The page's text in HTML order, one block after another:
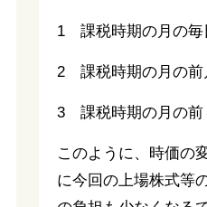
1 課税時期の月の毎
2 課税時期の月の前
3 課税時期の月の前
このように、時価の
に今回の上場株式等